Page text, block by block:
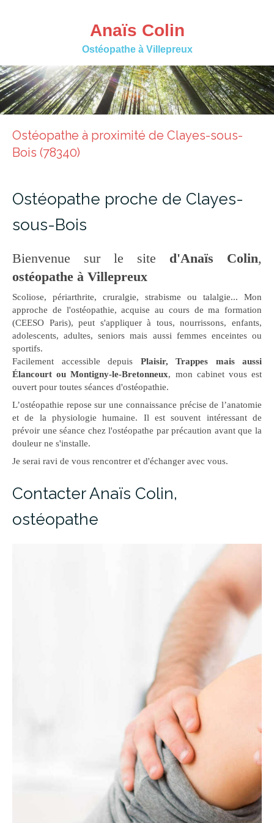
Anaïs Colin
Ostéopathe à Villepreux
Ostéopathe à proximité de Clayes-sous-
Bois (78340)
Ostéopathe proche de Clayes-
sous-Bois
Bienvenue sur le site d'Anaïs Colin,
ostéopathe à Villepreux
Scoliose, périarthrite, cruralgie, strabisme ou talalgie... Mon
approche de l'ostéopathie, acquise au cours de ma formation
(CEESO Paris), peut s'appliquer à tous, nourrissons, enfants,
adolescents, adultes, seniors mais aussi femmes enceintes ou
sportifs.
Facilement accessible depuis Plaisir, Trappes mais aussi
Élancourt ou Montigny-le-Bretonneux, mon cabinet vous est
ouvert pour toutes séances d'ostéopathie.
L’ostéopathie repose sur une connaissance précise de l’anatomie
et de la physiologie humaine. Il est souvent intéressant de
prévoir une séance chez l'ostéopathe par précaution avant que la
douleur ne s'installe.
Je serai ravi de vous rencontrer et d'échanger avec vous.
Contacter Anaïs Colin,
ostéopathe